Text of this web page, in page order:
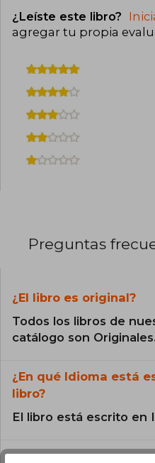
¿Leíste este libro?
agregar tu propia
Preguntas
¿El libro es original?
Todos los libros de
catálogo son
¿En qué Idioma está
libro?
El libro está escrito en